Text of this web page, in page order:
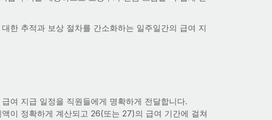
한 추적과 보상 절차를 간소화하는 일주일간의 급여 지
여 지급 일정을 직원들에게 명확하게 전달합니다.
이 정확하게 계산되고 26(또는 27)의 급여 기간에 걸쳐